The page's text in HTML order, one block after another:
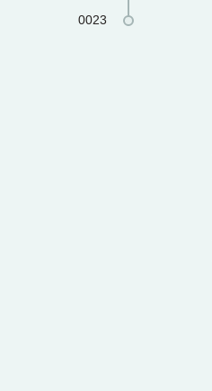
0023